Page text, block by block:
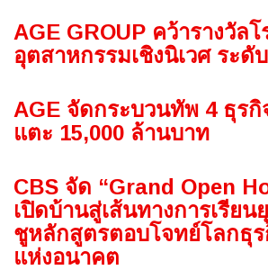
AGE GROUP คว้ารางวัลโ
อุตสาหกรรมเชิงนิเวศ ระดั
AGE จัดกระบวนทัพ 4 ธุรกิ
แตะ 15,000 ล้านบาท
CBS จัด “Grand Open
เปิดบ้านสู่เส้นทางการเรีย
ชูหลักสูตรตอบโจทย์โลกธุ
แห่งอนาคต